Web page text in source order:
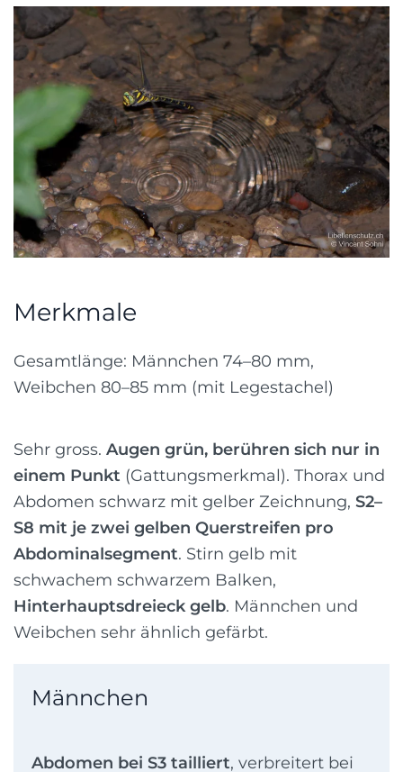
Merkmale
Gesamtlänge: Männchen 74–80 mm,
Weibchen 80–85 mm (mit Legestachel)
Sehr gross. Augen grün, berühren sich nur in
einem Punkt (Gattungsmerkmal). Thorax und
Abdomen schwarz mit gelber Zeichnung, S2–
S8 mit je zwei gelben Querstreifen pro
Abdominalsegment. Stirn gelb mit
schwachem schwarzem Balken,
Hinterhauptsdreieck gelb. Männchen und
Weibchen sehr ähnlich gefärbt.
Männchen
Abdomen bei S3 tailliert, verbreitert bei